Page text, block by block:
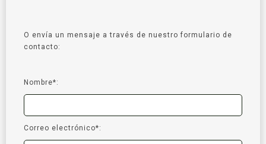
O envía un mensaje a través de nuestro formulario de
contacto:
Nombre*:
Correo electrónico*: